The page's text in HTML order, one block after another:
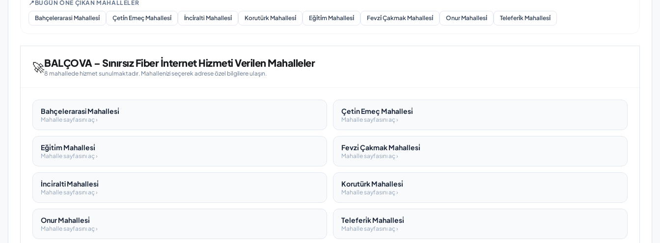
📍 BUGÜN ÖNE ÇIKAN MAHALLELER
Bahçelerarasi Mahallesi̇ Çeti̇n Emeç Mahallesi̇ İnci̇ralti Mahallesi̇ Korutürk Mahallesi̇ Eği̇ti̇m Mahallesi̇ Fevzi̇ Çakmak Mahallesi̇ Onur Mahallesi̇ Teleferi̇k Mahallesi̇
🚀BALÇOVA – Sınırsız Fiber İnternet Hizmeti Verilen Mahalleler
8 mahallede hizmet sunulmaktadır. Mahallenizi seçerek adrese özel bilgilere ulaşın.
Bahçelerarasi Mahallesi̇
Mahalle sayfasını aç ›
Çeti̇n Emeç Mahallesi̇
Mahalle sayfasını aç ›
Eği̇ti̇m Mahallesi̇
Mahalle sayfasını aç ›
Fevzi̇ Çakmak Mahallesi̇
Mahalle sayfasını aç ›
İnci̇ralti Mahallesi̇
Mahalle sayfasını aç ›
Korutürk Mahallesi̇
Mahalle sayfasını aç ›
Onur Mahallesi̇
Mahalle sayfasını aç ›
Teleferi̇k Mahallesi̇
Mahalle sayfasını aç ›